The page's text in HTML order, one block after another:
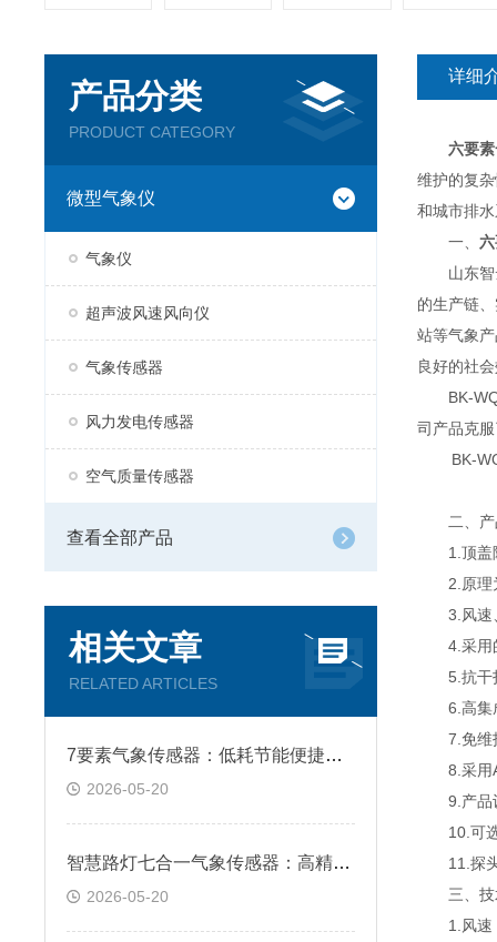
产品分类
PRODUCT CATEGORY
微型气象仪
气象仪
超声波风速风向仪
气象传感器
风力发电传感器
空气质量传感器
查看全部产品
相关文章
RELATED ARTICLES
7要素气象传感器：低耗节能便捷组网 轻松搭建网格化监测站
2026-05-20
智慧路灯七合一气象传感器：高精度传感内核 精准捕捉细微气象变化
2026-05-20
详细
六要
维护的复
和城市排
一、
山东智云
的生产链
站等气象
良好的社
BK-
司产品克
BK-
二、产
1.顶盖隐
2.原理为
3.风速、
4.采用的
5.抗干扰
6.高集成
7.免维
8.采用
9.产品设
10.可选
11.探头
三、技
1.风速：